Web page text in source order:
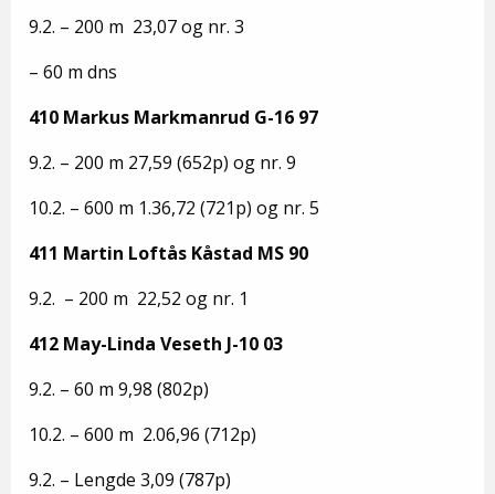
9.2. – 200 m 23,07 og nr. 3
– 60 m dns
410 Markus Markmanrud G-16 97
9.2. – 200 m 27,59 (652p) og nr. 9
10.2. – 600 m 1.36,72 (721p) og nr. 5
411 Martin Loftås Kåstad MS 90
9.2. – 200 m 22,52 og nr. 1
412 May-Linda Veseth J-10 03
9.2. – 60 m 9,98 (802p)
10.2. – 600 m 2.06,96 (712p)
9.2. – Lengde 3,09 (787p)